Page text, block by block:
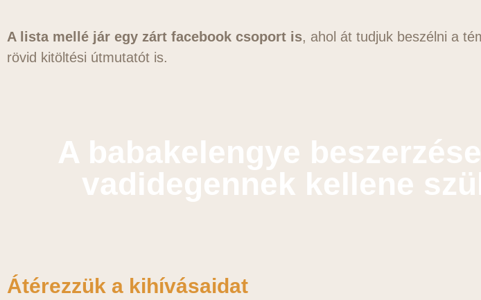
A lista mellé jár egy zárt facebook csoport is, ahol át tudjuk beszélni a
rövid kitöltési útmutatót is.
A babakelengye
vadidegennek kellene
Átérezzük a kihívásaidat